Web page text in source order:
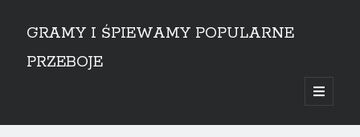
GRAMY I ŚPIEWAMY POPULARNE
PRZEBOJE
open
primary
Sidebar